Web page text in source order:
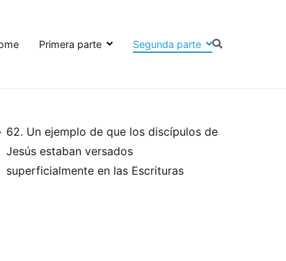
Primera parte Segunda parte
62. Un ejemplo de que los discípulos de
Jesús estaban versados ​​
superficialmente en las Escrituras